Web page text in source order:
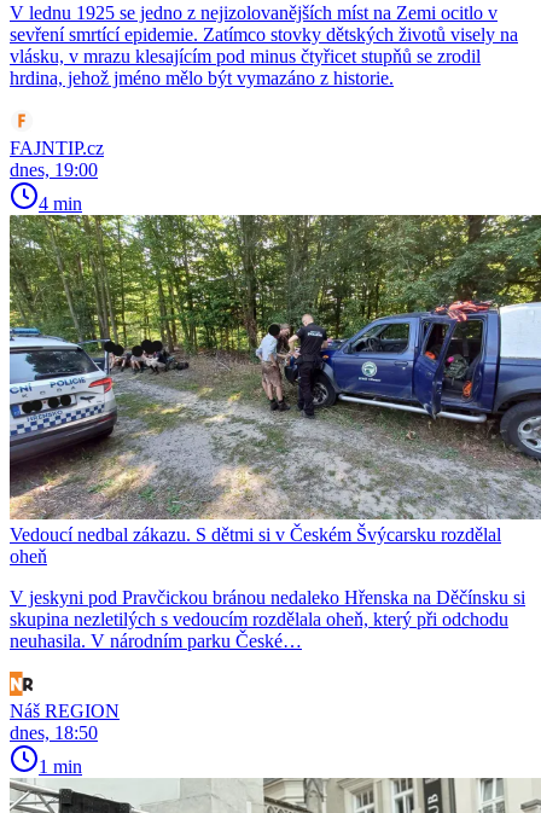
V lednu 1925 se jedno z nejizolovanějších míst na Zemi ocitlo v
sevření smrtící epidemie. Zatímco stovky dětských životů visely na
vlásku, v mrazu klesajícím pod minus čtyřicet stupňů se zrodil
hrdina, jehož jméno mělo být vymazáno z historie.
FAJNTIP.cz
dnes, 19:00
4 min
Vedoucí nedbal zákazu. S dětmi si v Českém Švýcarsku rozdělal
oheň
V jeskyni pod Pravčickou bránou nedaleko Hřenska na Děčínsku si
skupina nezletilých s vedoucím rozdělala oheň, který při odchodu
neuhasila. V národním parku České…
Náš REGION
dnes, 18:50
1 min